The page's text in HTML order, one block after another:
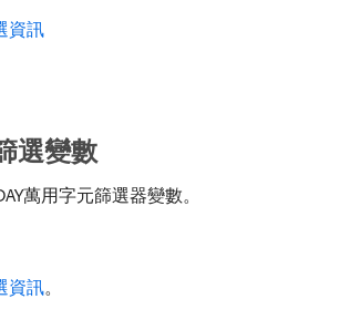
資訊
選變數
萬用字元篩選器變數。
資訊。